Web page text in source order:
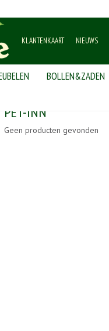
KLANTENKAART NIEUWS
BOLLEN&ZADEN
PET-INN
Geen producten gevonden